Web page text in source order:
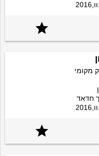

מקומי
חדאד
